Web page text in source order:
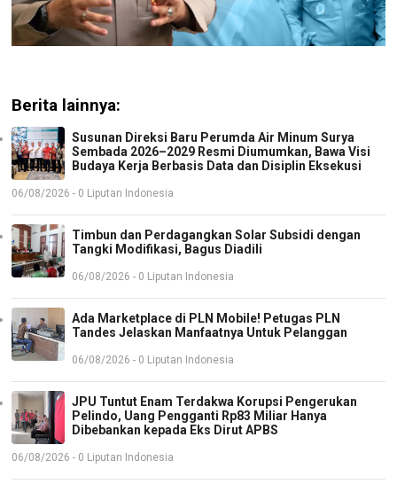
Berita lainnya:
Susunan Direksi Baru Perumda Air Minum Surya
Sembada 2026–2029 Resmi Diumumkan, Bawa Visi
Budaya Kerja Berbasis Data dan Disiplin Eksekusi
06/08/2026 - 0 Liputan Indonesia
Timbun dan Perdagangkan Solar Subsidi dengan
Tangki Modifikasi, Bagus Diadili
06/08/2026 - 0 Liputan Indonesia
Ada Marketplace di PLN Mobile! Petugas PLN
Tandes Jelaskan Manfaatnya Untuk Pelanggan
06/08/2026 - 0 Liputan Indonesia
JPU Tuntut Enam Terdakwa Korupsi Pengerukan
Pelindo, Uang Pengganti Rp83 Miliar Hanya
Dibebankan kepada Eks Dirut APBS
06/08/2026 - 0 Liputan Indonesia